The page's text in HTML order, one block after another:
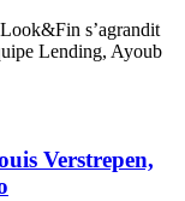
s’agrandit
Lending, Ayoub
Verstrepen,